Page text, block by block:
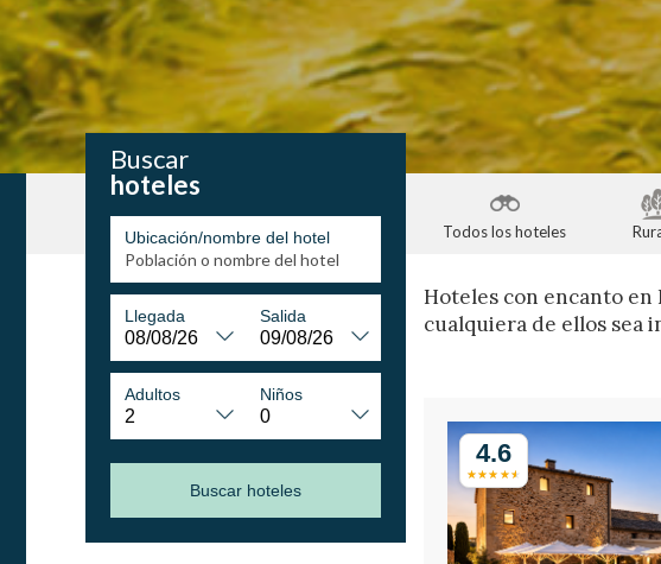
Todos los hoteles
Buscar
hoteles
Ubicación/nombre del hotel
Llegada Salida
Adultos Niños
Buscar hoteles
Hoteles con encanto en
cualquiera de ellos sea
4.6